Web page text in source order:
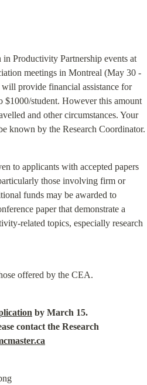
Productivity Partnership events at
meetings in Montreal (May 30 -
provide financial assistance for
$1000/student. However this amount
and other circumstances. Your
known by the Research Coordinator.
to applicants with accepted papers
those involving firm or
funds may be awarded to
paper that demonstrate a
related topics, especially research
offered by the CEA.
by March 15.
contact the Research